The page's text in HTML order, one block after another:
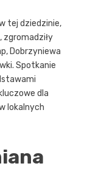
tej dziedzinie,
zgromadziły
Dobrzyniewa
Spotkanie
dla
lokalnych